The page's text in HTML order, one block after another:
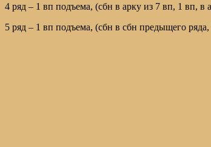
4 ряд – 1 вп подъема, (сбн в арку из 7 вп, 1 вп,
5 ряд – 1 вп подъема, (сбн в сбн предыщего